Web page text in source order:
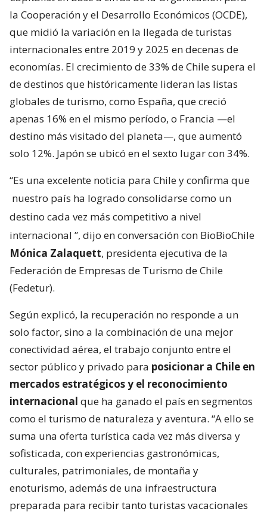
la Cooperación y el Desarrollo Económicos (OCDE),
que midió la variación en la llegada de turistas
internacionales entre 2019 y 2025 en decenas de
economías. El crecimiento de 33% de Chile supera el
de destinos que históricamente lideran las listas
globales de turismo, como España, que creció
apenas 16% en el mismo período, o Francia —el
destino más visitado del planeta—, que aumentó
solo 12%. Japón se ubicó en el sexto lugar con 34%.
“Es una excelente noticia para Chile y confirma que
nuestro país ha logrado consolidarse como un
destino cada vez más competitivo a nivel
internacional ”, dijo en conversación con BioBioChile
Mónica Zalaquett, presidenta ejecutiva de la
Federación de Empresas de Turismo de Chile
(Fedetur).
Según explicó, la recuperación no responde a un
solo factor, sino a la combinación de una mejor
conectividad aérea, el trabajo conjunto entre el
sector público y privado para posicionar a Chile en
mercados estratégicos y el reconocimiento
internacional que ha ganado el país en segmentos
como el turismo de naturaleza y aventura. “A ello se
suma una oferta turística cada vez más diversa y
sofisticada, con experiencias gastronómicas,
culturales, patrimoniales, de montaña y
enoturismo, además de una infraestructura
preparada para recibir tanto turistas vacacionales